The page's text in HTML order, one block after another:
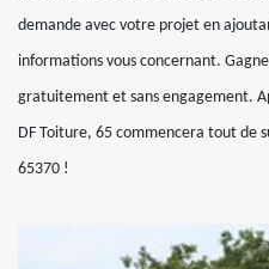
demande avec votre projet en
informations vous concernant.
gratuitement et sans engagement.
DF Toiture, 65 commencera tout de
65370 !